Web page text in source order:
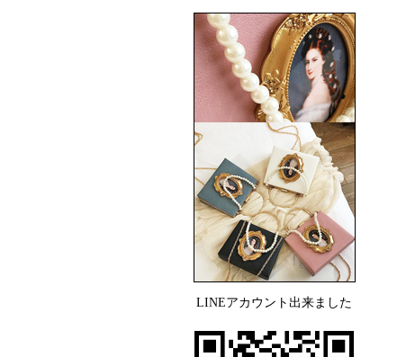
LINEアカウント出来ました